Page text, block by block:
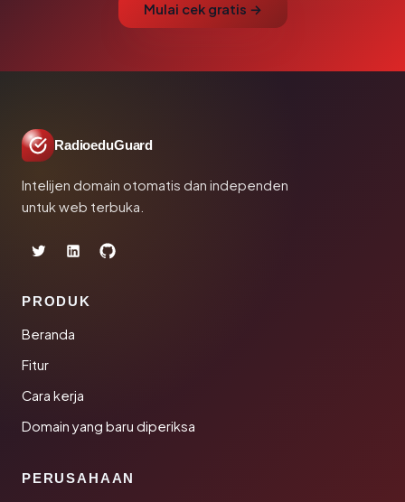
Mulai cek gratis →
RadioeduGuard
Intelijen domain otomatis dan independen
untuk web terbuka.
PRODUK
Beranda
Fitur
Cara kerja
Domain yang baru diperiksa
PERUSAHAAN